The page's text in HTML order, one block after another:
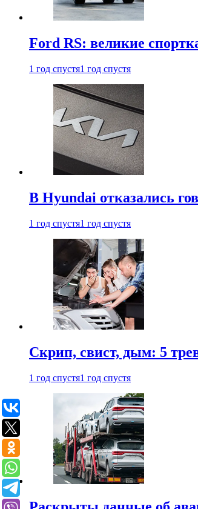
Ford RS: великие
1 год спустя1 год спустя
В Hyundai отказались
1 год спустя1 год спустя
Скрип, свист, дым: 5
1 год спустя1 год спустя